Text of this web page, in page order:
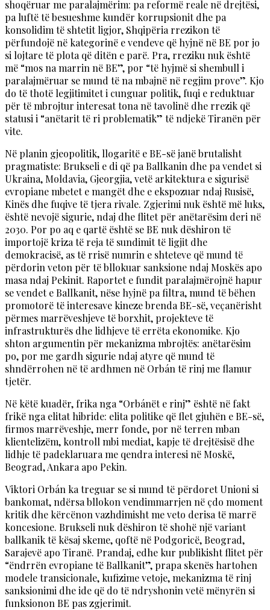
shoqëruar me paralajmërim: pa reformë reale në drejtësi,
pa luftë të besueshme kundër korrupsionit dhe pa
konsolidim të shtetit ligjor, Shqipëria rrezikon të
përfundojë në kategorinë e vendeve që hyjnë në BE por jo
si lojtare të plota që ditën e parë. Pra, rreziku nuk është
më “mos na marrin në BE”, por “të hyjmë si shembull i
paralajmëruar se mund të na mbajnë në regjim prove”. Kjo
do të thotë legjitimitet i cunguar politik, fuqi e reduktuar
për të mbrojtur interesat tona në tavolinë dhe rrezik që
statusi i “anëtarit të ri problematik” të ndjekë Tiranën për
vite.
Në planin gjeopolitik, llogaritë e BE-së janë brutalisht
pragmatiste: Brukseli e di që pa Ballkanin dhe pa vendet si
Ukraina, Moldavia, Gjeorgjia, vetë arkitektura e sigurisë
evropiane mbetet e mangët dhe e ekspozuar ndaj Rusisë,
Kinës dhe fuqive të tjera rivale. Zgjerimi nuk është më luks,
është nevojë sigurie, ndaj dhe flitet për anëtarësim deri në
2030. Por po aq e qartë është se BE nuk dëshiron të
importojë kriza të reja të sundimit të ligjit dhe
demokracisë, as të rrisë numrin e shteteve që mund të
përdorin veton për të bllokuar sanksione ndaj Moskës apo
masa ndaj Pekinit. Raportet e fundit paralajmërojnë hapur
se vendet e Ballkanit, nëse hyjnë pa filtra, mund të bëhen
promotorë të interesave kineze brenda BE-së, veçanërisht
përmes marrëveshjeve të borxhit, projekteve të
infrastrukturës dhe lidhjeve të errëta ekonomike. Kjo
shton argumentin për mekanizma mbrojtës: anëtarësim
po, por me gardh sigurie ndaj atyre që mund të
shndërrohen në të ardhmen në Orbán të rinj me flamur
tjetër.
Në këtë kuadër, frika nga “Orbánët e rinj” është në fakt
frikë nga elitat hibride: elita politike që flet gjuhën e BE-së,
firmos marrëveshje, merr fonde, por në terren mban
klientelizëm, kontroll mbi mediat, kapje të drejtësisë dhe
lidhje të padeklaruara me qendra interesi në Moskë,
Beograd, Ankara apo Pekin.
Viktori Orbán ka treguar se si mund të përdoret Unioni si
bankomat, ndërsa bllokon vendimmarrjen në çdo moment
kritik dhe kërcënon vazhdimisht me veto derisa të marrë
koncesione. Brukseli nuk dëshiron të shohë një variant
ballkanik të kësaj skeme, qoftë në Podgoricë, Beograd,
Sarajevë apo Tiranë. Prandaj, edhe kur publikisht flitet për
“ëndrrën evropiane të Ballkanit”, prapa skenës hartohen
modele transicionale, kufizime vetoje, mekanizma të rinj
sanksionimi dhe ide që do të ndryshonin vetë mënyrën si
funksionon BE pas zgjerimit.